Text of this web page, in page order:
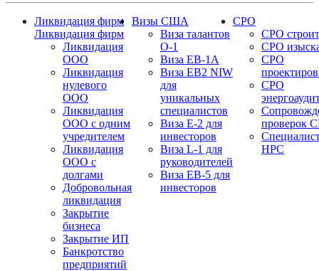
Ликвидация фирм
Ликвидация фирм
Ликвидация
ООО
Ликвидация
нулевого
ООО
Ликвидация
ООО с одним
учредителем
Ликвидация
ООО с
долгами
Добровольная
ликвидация
Закрытие
бизнеса
Закрытие ИП
Банкротство
предприятий
Визы США
Виза талантов
О-1
Виза EB-1A
Виза EB2 NIW
для
уникальных
специалистов
Виза E-2 для
инвесторов
Виза L-1 для
руководителей
Виза EB-5 для
инвесторов
СРО
СРО
СРО
СРО
СРО
проверок
НРС